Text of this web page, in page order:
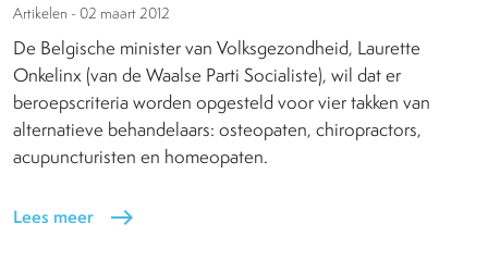
Artikelen - 02 maart 2012
De Belgische minister van Volksgezondheid, Laurette
Onkelinx (van de Waalse Parti Socialiste), wil dat er
beroepscriteria worden opgesteld voor vier takken van
alternatieve behandelaars: osteopaten, chiropractors,
acupuncturisten en homeopaten.
Lees meer east